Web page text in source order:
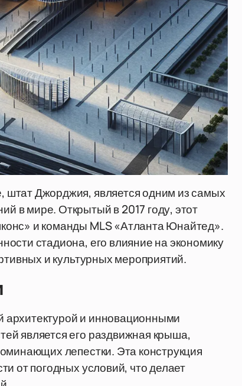
Джорджия, является одним из самых
в мире. Открытый в 2017 году, этот
и команды MLS «Атланта Юнайтед».
стадиона, его влияние на экономику
и культурных мероприятий.
и инновационными
является его раздвижная крыша,
лепестки. Эта конструкция
от погодных условий, что делает